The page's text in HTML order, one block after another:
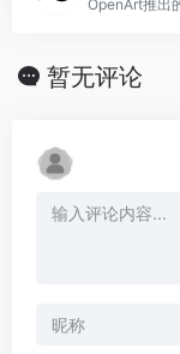
暂无评论